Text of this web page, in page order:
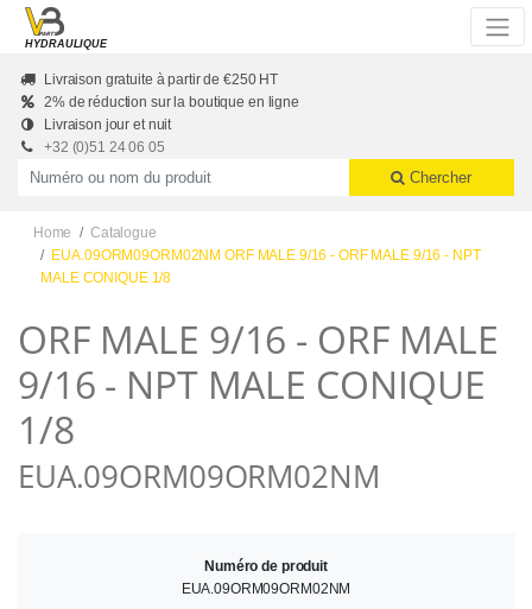
Skip to main content
HYDRAULIQUE
Livraison gratuite à partir de €250 HT
2% de réduction sur la boutique en ligne
Livraison jour et nuit
+32 (0)51 24 06 05
Productnummer of naam
Chercher
Home
Catalogue
EUA.09ORM09ORM02NM ORF MALE 9/16 - ORF MALE 9/16 - NPT
MALE CONIQUE 1/8
ORF MALE 9/16 - ORF MALE
9/16 - NPT MALE CONIQUE
1/8
EUA.09ORM09ORM02NM
Numéro de produit
EUA.09ORM09ORM02NM